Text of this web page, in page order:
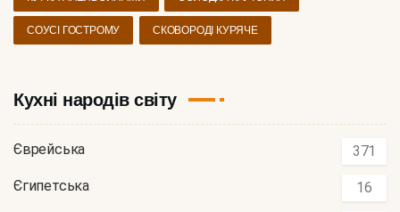
СОУСІ ГОСТРОМУ СКОВОРОДІ КУРЯЧЕ
Кухні народів світу
Єврейська 371
Єгипетська 16